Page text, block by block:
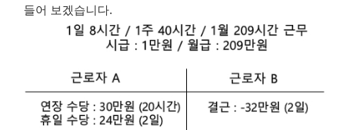
들어 보겠습니다.